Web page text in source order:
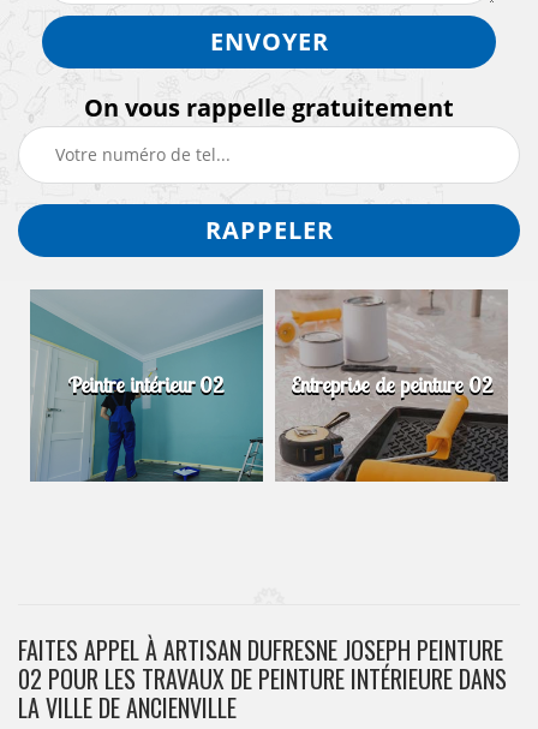
On vous rappelle gratuitement
Peintre intérieur 02 Entreprise de peinture 02
FAITES APPEL À ARTISAN DUFRESNE JOSEPH PEINTURE
02 POUR LES TRAVAUX DE PEINTURE INTÉRIEURE DANS
LA VILLE DE ANCIENVILLE